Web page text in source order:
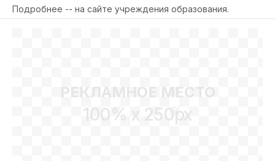
Подробнее -- на сайте учреждения образования.
РЕКЛАМНОЕ МЕСТО
100% x 250px